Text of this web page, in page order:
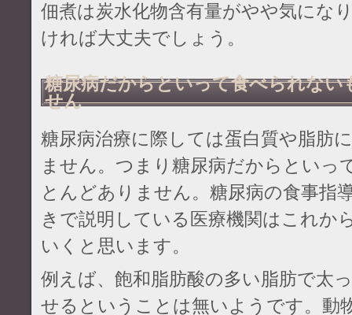
佃煮は炭水化物含有量がやや気にな
ければ大丈夫でしょう。
糖尿病だからといって食べられな
せん
糖尿病治療に際しては蛋白質や脂肪
ません。つまり糖尿病だからといっ
とんどありません。糖尿病の食事指
きで説明している医療機関はこれか
いくと思います。
例えば、飽和脂肪酸の多い脂肪で太
せるということは無いようです。動